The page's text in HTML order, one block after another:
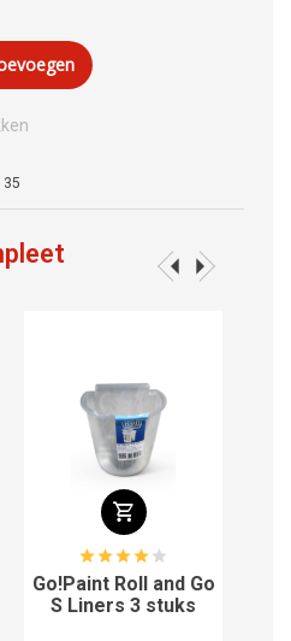
35
Roll and Go
3 stuks
Washi Low-
Line Tape